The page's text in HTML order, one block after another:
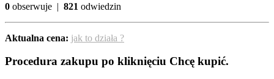
0 obserwuje | 821 odwiedzin
Aktualna cena: jak to działa ?
Procedura zakupu po kliknięciu Chcę kupić.